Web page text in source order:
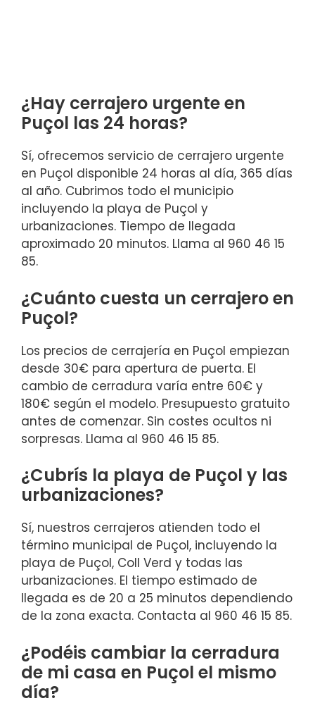
¿Hay cerrajero urgente en
Puçol las 24 horas?
Sí, ofrecemos servicio de cerrajero urgente
en Puçol disponible 24 horas al día, 365 días
al año. Cubrimos todo el municipio
incluyendo la playa de Puçol y
urbanizaciones. Tiempo de llegada
aproximado 20 minutos. Llama al 960 46 15
85.
¿Cuánto cuesta un cerrajero en
Puçol?
Los precios de cerrajería en Puçol empiezan
desde 30€ para apertura de puerta. El
cambio de cerradura varía entre 60€ y
180€ según el modelo. Presupuesto gratuito
antes de comenzar. Sin costes ocultos ni
sorpresas. Llama al 960 46 15 85.
¿Cubrís la playa de Puçol y las
urbanizaciones?
Sí, nuestros cerrajeros atienden todo el
término municipal de Puçol, incluyendo la
playa de Puçol, Coll Verd y todas las
urbanizaciones. El tiempo estimado de
llegada es de 20 a 25 minutos dependiendo
de la zona exacta. Contacta al 960 46 15 85.
¿Podéis cambiar la cerradura
de mi casa en Puçol el mismo
día?